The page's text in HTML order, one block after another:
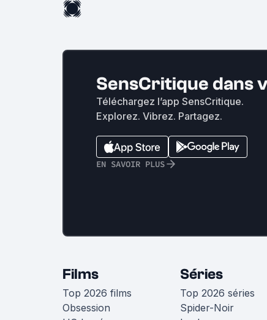
SensCritique dans
Téléchargez l’app SensCritique.
Explorez. Vibrez. Partagez.
EN SAVOIR PLUS
Films
Top 2026 films
Obsession
Séries
Top 2026 séries
Spider-Noir